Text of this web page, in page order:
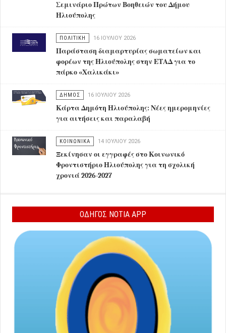
Σεμινάριο Πρώτων Βοηθειών του Δήμου
Ηλιούπολης
ΠΟΛΙΤΙΚΗ 16 ΙΟΥΛΊΟΥ 2026
Παράσταση διαμαρτυρίας σωματείων και
φορέων της Ηλιούπολης στην ΕΤΑΔ για το
πάρκο «Χαλικάκι»
ΔΗΜΟΣ 16 ΙΟΥΛΊΟΥ 2026
Κάρτα Δημότη Ηλιούπολης: Νέες ημερομηνίες
για αιτήσεις και παραλαβή
ΚΟΙΝΩΝΙΚΑ 14 ΙΟΥΛΊΟΥ 2026
Ξεκίνησαν οι εγγραφές στο Κοινωνικό
Φροντιστήριο Ηλιούπολης για τη σχολική
χρονιά 2026-2027
ΟΔΗΓΟΣ ΝΟΤΙΑ APP